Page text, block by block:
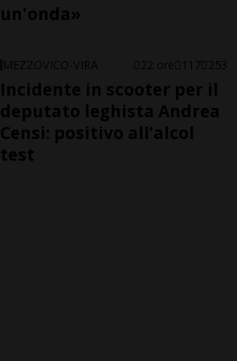
un'onda»
MEZZOVICO-VIRA 22 ore 117 253
Incidente in scooter per il
deputato leghista Andrea
Censi: positivo all’alcol
test